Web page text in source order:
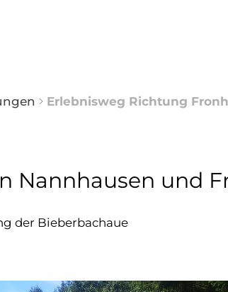
JugendraumErlebnisweg Richtung
Nannhausen und
der Bieberbachaue